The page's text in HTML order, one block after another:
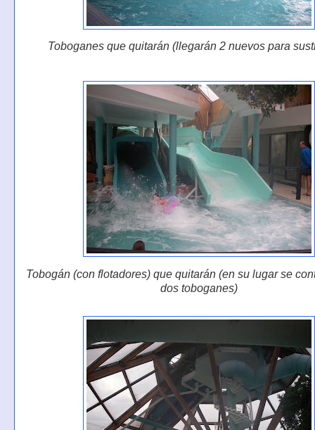
Toboganes que quitarán (llegarán 2 nuevos para
Tobogán (con flotadores) que quitarán (en su lugar se
dos toboganes)